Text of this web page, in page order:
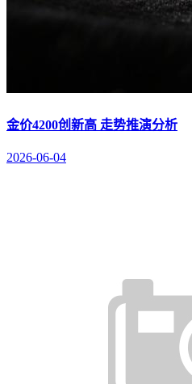
金价4200创新高 走势推演分析
2026-06-04